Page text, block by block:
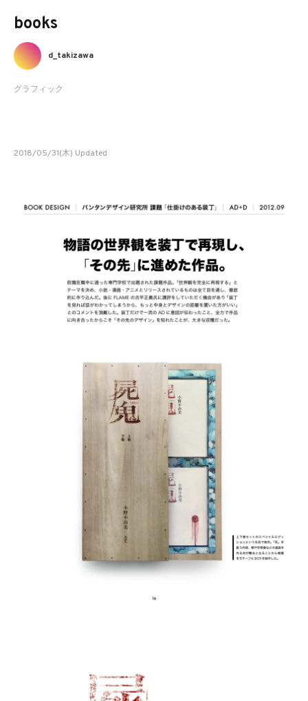
books
グラフィック
d_takizawa
2018/05/31(木) Updated